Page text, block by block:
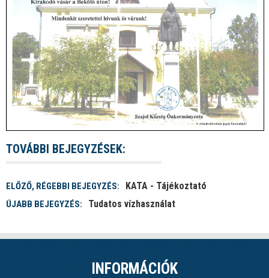
TOVÁBBI BEJEGYZÉSEK:
ELŐZŐ, RÉGEBBI BEJEGYZÉS: KATA - Tájékoztató
ÚJABB BEJEGYZÉS: Tudatos vízhasználat
INFORMÁCIÓK